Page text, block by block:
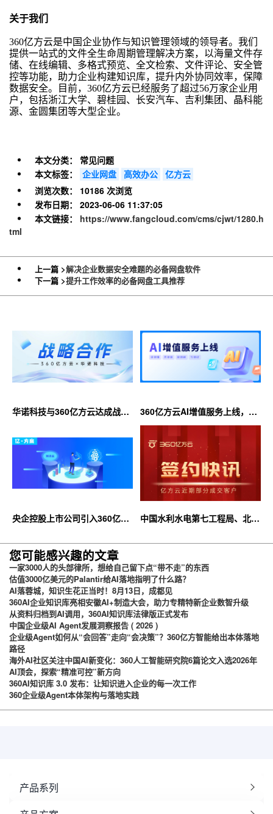
关于我们
360亿方云是中国企业协作与知识管理领域的领导者。我们
提供一站式的文件全生命周期管理解决方案，以海量文件存
储、在线编辑、多格式预览、全文检索、文件评论、安全管
控等功能，助力企业构建知识库，提升内外协同效率，保障
数据安全。目前，360亿方云已经服务了超过56万家企业用
户，包括浙江大学、碧桂园、长安汽车、吉利集团、晶科能
源、金圆集团等大型企业。
本文分类：
常见问题
本文标签：
企业网盘 高效办公 亿方云
浏览次数：
10186 次浏览
发布日期：
2023-06-06 11:37:05
本文链接：
https://www.fangcloud.com/cms/cjwt/1280.h
tml
上一篇 >解决企业数据安全难题的必备网盘软件
下一篇 >提升工作效率的必备网盘工具推荐
华诺科技与360亿方云达成战略
360亿方云AI增值服务上线，超
大限时优惠等你来！
央企控股上市公司引入360亿方
台
中国水利水电第七工程局、北京
您可能感兴趣的文章
一家3000人的头部律所，想给自己留下点“带不走”的东西
估值3000亿美元的Palantir给AI落地指明了什么路？
AI落蓉城，知识生花正当时！8月13日，成都见
360AI企业知识库亮相安徽AI+制造大会，助力专精特新企业数智升级
从资料归档到AI调用，360AI知识库法律版正式发布
中国企业级AI Agent发展洞察报告 ( 2026 )
企业级Agent如何从“会回答”走向“会决策”？360亿方智能给出本体落地
路径
海外AI社区关注中国AI新变化：360人工智能研究院6篇论文入选2026年
AI顶会，探索“精准可控”新方向
360AI知识库 3.0 发布：让知识进入企业的每一次工作
360企业级Agent本体架构与落地实践
产品系列